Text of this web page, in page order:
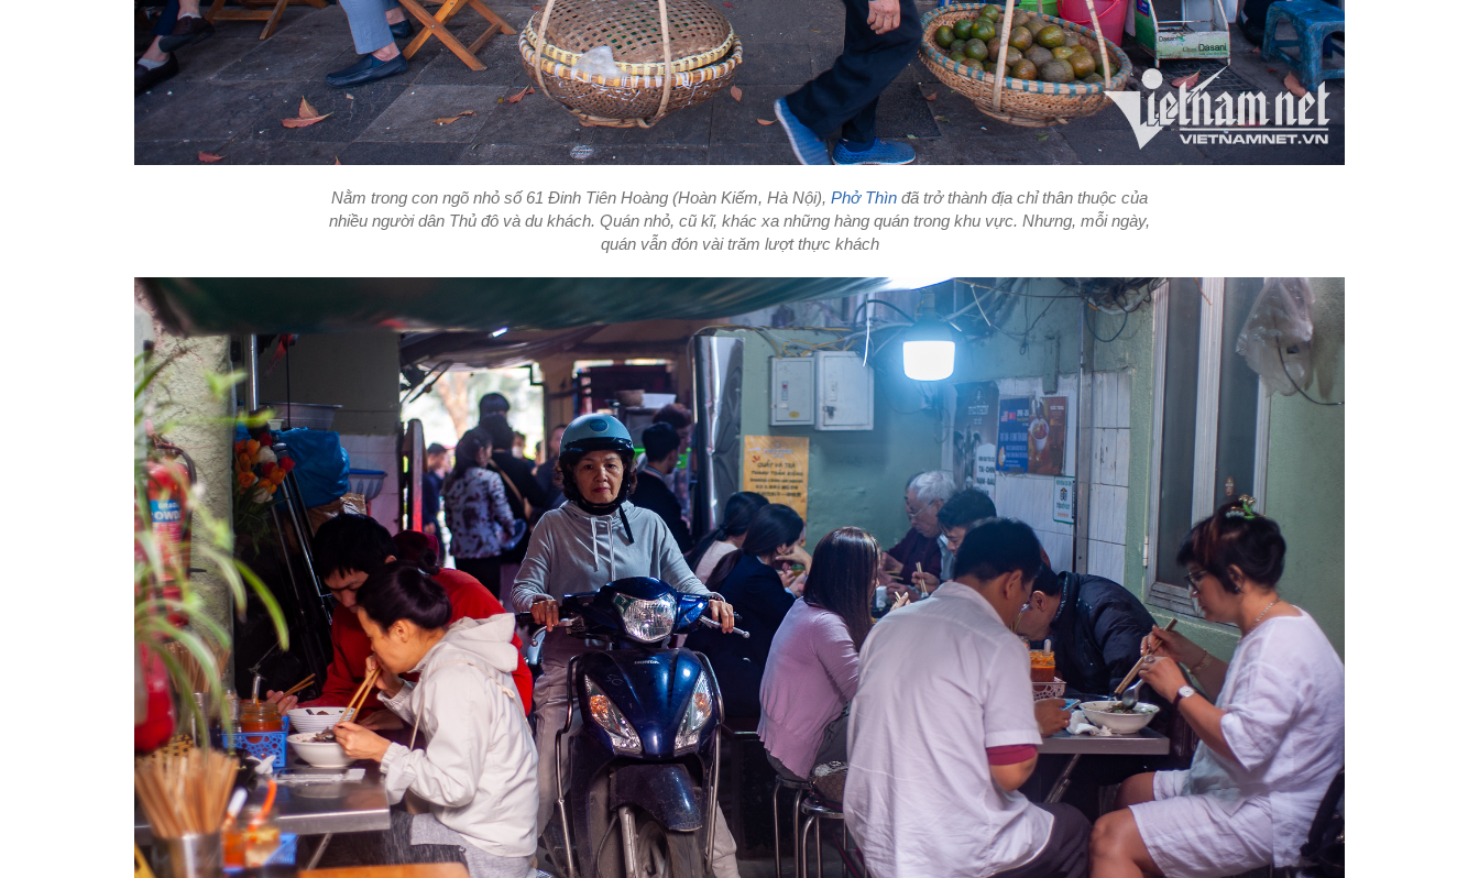
Nằm trong con ngõ nhỏ số 61 Đinh Tiên Hoàng (Hoàn Kiếm, Hà Nội), Phở Thìn đã trở thành địa chỉ thân thuộc của
nhiều người dân Thủ đô và du khách. Quán nhỏ, cũ kĩ, khác xa những hàng quán trong khu vực. Nhưng, mỗi ngày,
quán vẫn đón vài trăm lượt thực khách